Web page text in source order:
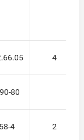
4
80
4 2